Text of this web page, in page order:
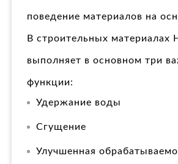
поведение материалов на
В строительных материалах
выполняет в основном три
функции:
Удержание воды
Сгущение
Улучшенная